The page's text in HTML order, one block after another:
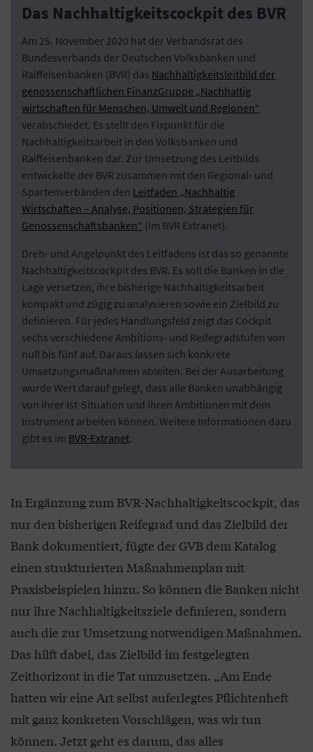
Das Nachhaltigkeitscockpit des BVR
Am 25. November 2020 hat der Verbandsrat des
Bundesverbands der Deutschen Volksbanken und
Raiffeisenbanken (BVR) das Nachhaltigkeitsleitbild der
genossenschaftlichen FinanzGruppe „Nachhaltig
wirtschaften für Menschen, Umwelt und Regionen“
verabschiedet. Es stellt den Fixpunkt für die
Nachhaltigkeitsarbeit in den Volksbanken und
Raiffeisenbanken dar. Zur Umsetzung des Leitbilds
entwickelte der BVR zusammen mit den Regional- und
Spartenverbänden den Leitfaden „Nachhaltig
Wirtschaften – Analyse, Positionen, Strategien für
Genossenschaftsbanken“ (im BVR Extranet).
Dreh- und Angelpunkt des Leitfadens ist das so genannte
Nachhaltigkeitscockpit des BVR. Es soll die Banken in die
Lage versetzen, ihre bisherige Nachhaltigkeitsarbeit
kompakt und zügig zu analysieren sowie ein Zielbild zu
definieren. Für jedes Handlungsfeld zeigt das Cockpit
sechs verschiedene Ambitions- und Reifegradstufen von
null bis fünf auf. Daraus lassen sich konkrete
Umsetzungsmaßnahmen ableiten. Bei der Ausarbeitung
wurde Wert darauf gelegt, dass alle Banken unabhängig
von ihrer Ist-Situation und ihren Ambitionen mit dem
Instrument arbeiten können. Weitere Informationen dazu
gibt es im BVR-Extranet.
In Ergänzung zum BVR-Nachhaltigkeitscockpit, das
nur den bisherigen Reifegrad und das Zielbild der
Bank dokumentiert, fügte der GVB dem Katalog
einen strukturierten Maßnahmenplan mit
Praxisbeispielen hinzu. So können die Banken nicht
nur ihre Nachhaltigkeitsziele definieren, sondern
auch die zur Umsetzung notwendigen Maßnahmen.
Das hilft dabei, das Zielbild im festgelegten
Zeithorizont in die Tat umzusetzen. „Am Ende
hatten wir eine Art selbst auferlegtes Pflichtenheft
mit ganz konkreten Vorschlägen, was wir tun
können. Jetzt geht es darum, das alles